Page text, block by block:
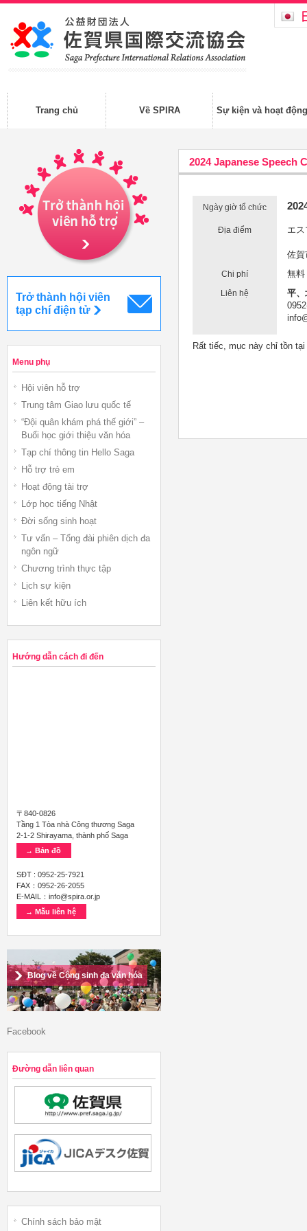
Trang chủ Về SPIRA Sự kiện và hoạt động
2024 Japanese Speech
Ngày giờ tổ chức
Địa điểm エ
佐賀
Chi phí 無料
Liên hệ
平、
Rất tiếc, mục này chỉ tồn
Trở thành hội viên
tạp chí điện tử
Menu phụ
Hội viên hỗ trợ
Trung tâm Giao lưu quốc tế
“Đội quân khám phá thế giới” –
Buổi học giới thiệu văn hóa
Tạp chí thông tin Hello Saga
Hỗ trợ trẻ em
Hoạt động tài trợ
Lớp học tiếng Nhật
Đời sống sinh hoạt
Tư vấn – Tổng đài phiên dịch đa
ngôn ngữ
Chương trình thực tập
Lịch sự kiện
Liên kết hữu ích
Hướng dẫn cách đi đến
〒840-0826
Tầng 1 Tòa nhà Công thương Saga
2-1-2 Shirayama, thành phố Saga
→ Bản đồ
SĐT : 0952-25-7921
FAX：0952-26-2055
E-MAIL：info@spira.or.jp
→ Mẫu liên hệ
Blog về Cộng sinh đa văn hóa
Facebook
Đường dẫn liên quan
Chính sách bảo mật